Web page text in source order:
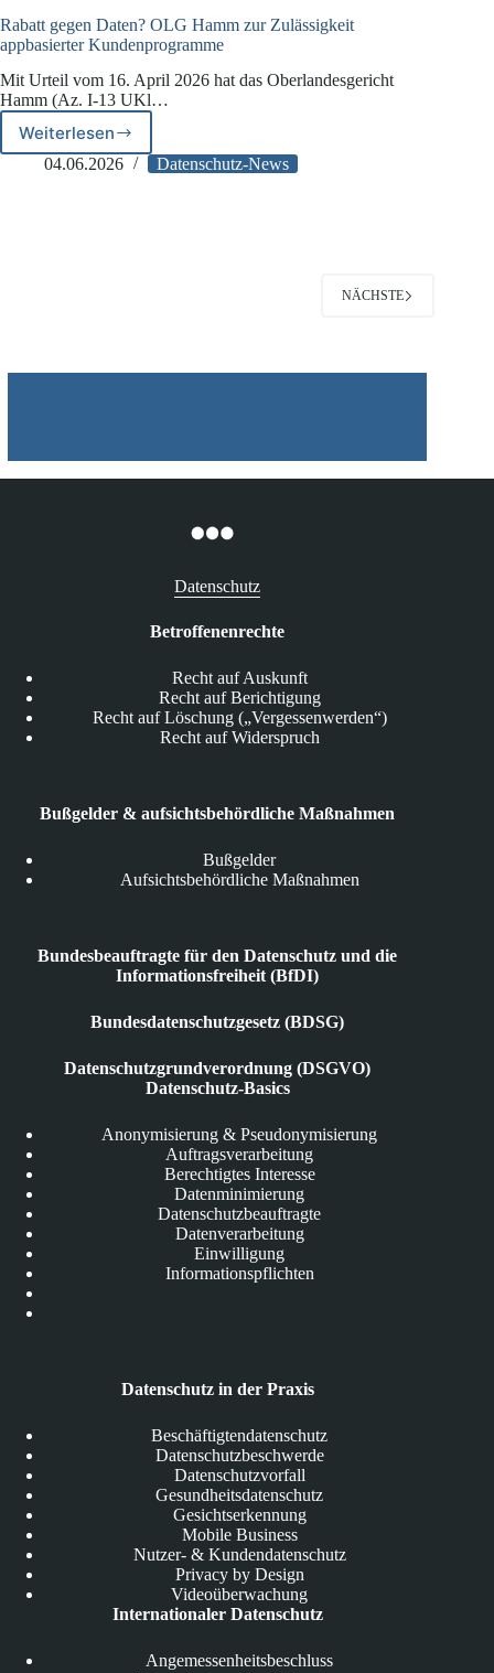
Rabatt gegen Daten? OLG Hamm zur Zulässigkeit
appbasierter Kundenprogramme
Mit Urteil vom 16. April 2026 hat das Oberlandesgericht
Hamm (Az. I-13 UKl…
Weiterlesen
Rabatt
gegen
04.06.2026 Datenschutz-News
NÄCHSTE
Datenschutz
Betroffenenrechte
Recht auf Auskunft
Recht auf Berichtigung
Recht auf Löschung („Vergessenwerden“)
Recht auf Widerspruch
Bußgelder & aufsichtsbehördliche Maßnahmen
Bußgelder
Aufsichtsbehördliche Maßnahmen
Bundesbeauftragte für den Datenschutz und die
Informationsfreiheit (BfDI)
Bundesdatenschutzgesetz (BDSG)
Datenschutzgrundverordnung (DSGVO)
Datenschutz-Basics
Anonymisierung & Pseudonymisierung
Auftragsverarbeitung
Berechtigtes Interesse
Datenminimierung
Datenschutzbeauftragte
Datenverarbeitung
Einwilligung
Informationspflichten
Datenschutz in der Praxis
Beschäftigtendatenschutz
Datenschutzbeschwerde
Datenschutzvorfall
Gesundheitsdatenschutz
Gesichtserkennung
Mobile Business
Nutzer- & Kundendatenschutz
Privacy by Design
Videoüberwachung
Internationaler Datenschutz
Angemessenheitsbeschluss